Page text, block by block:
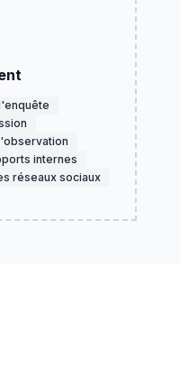
internes
réseaux sociaux